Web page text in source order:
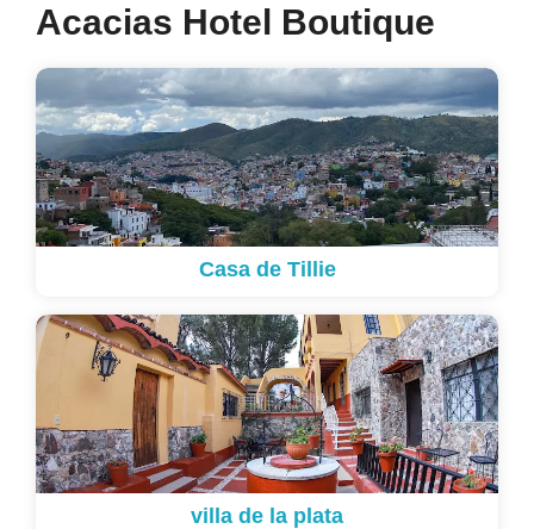
Acacias Hotel Boutique
Casa de Tillie
villa de la plata